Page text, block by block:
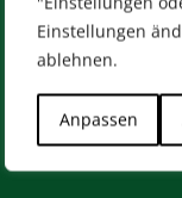
Einstellungen
ablehnen.
Anpassen